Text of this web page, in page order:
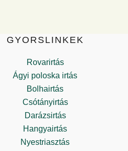
GYORSLINKEK
Rovarirtás
Ágyi poloska irtás
Bolhairtás
Csótányirtás
Darázsirtás
Hangyairtás
Nyestriasztás